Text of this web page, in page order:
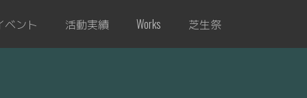
ベント 活動実績 Works 芝生祭